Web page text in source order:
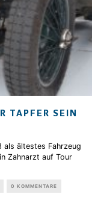
TAPFER SEIN
als ältestes Fahrzeug
Zahnarzt auf Tour
0 KOMMENTARE